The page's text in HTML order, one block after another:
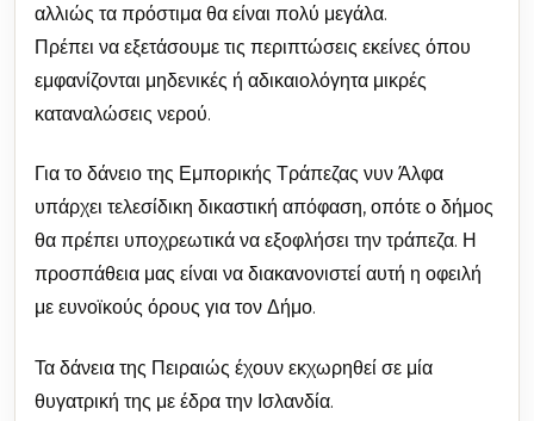
αλλιώς τα πρόστιμα θα είναι πολύ μεγάλα.
Πρέπει να εξετάσουμε τις περιπτώσεις εκείνες όπου
εμφανίζονται μηδενικές ή αδικαιολόγητα μικρές
καταναλώσεις νερού.
Για το δάνειο της Εμπορικής Τράπεζας νυν Άλφα
υπάρχει τελεσίδικη δικαστική απόφαση, οπότε ο δήμος
θα πρέπει υποχρεωτικά να εξοφλήσει την τράπεζα. Η
προσπάθεια μας είναι να διακανονιστεί αυτή η οφειλή
με ευνοϊκούς όρους για τον Δήμο.
Τα δάνεια της Πειραιώς έχουν εκχωρηθεί σε μία
θυγατρική της με έδρα την Ισλανδία.